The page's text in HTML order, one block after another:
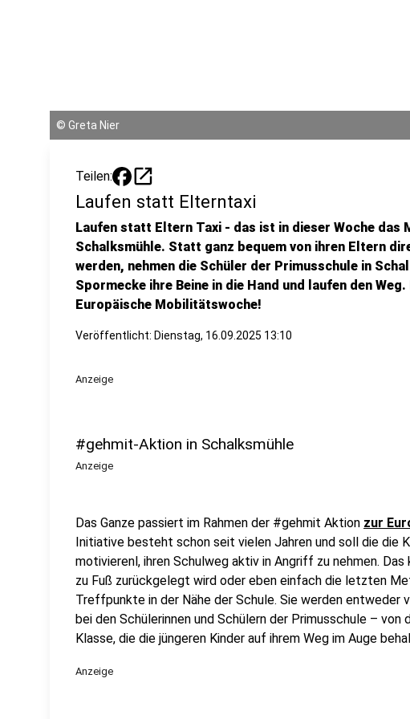
© Greta Nier
Teilen: open_in_new
Laufen statt Elterntaxi
Laufen statt Eltern Taxi - das ist in dieser Woche das
Schalksmühle. Statt ganz bequem von ihren Eltern
werden, nehmen die Schüler der Primusschule in
Spormecke ihre Beine in die Hand und laufen den
Europäische Mobilitätswoche!
Veröffentlicht: Dienstag, 16.09.2025 13:10
Anzeige
#gehmit-Aktion in Schalksmühle
Anzeige
Das Ganze passiert im Rahmen der #gehmit Aktion zur
Initiative besteht schon seit vielen Jahren und soll die die
motivierenl, ihren Schulweg aktiv in Angriff zu nehmen. Das
zu Fuß zurückgelegt wird oder eben einfach die letzten
Treffpunkte in der Nähe der Schule. Sie werden
bei den Schülerinnen und Schülern der Primusschule –
Klasse, die die jüngeren Kinder auf ihrem Weg im Auge
Anzeige